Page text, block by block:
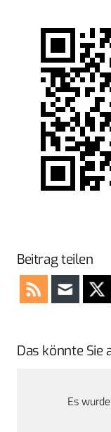
Beitrag teilen
Das könnte Sie
Es